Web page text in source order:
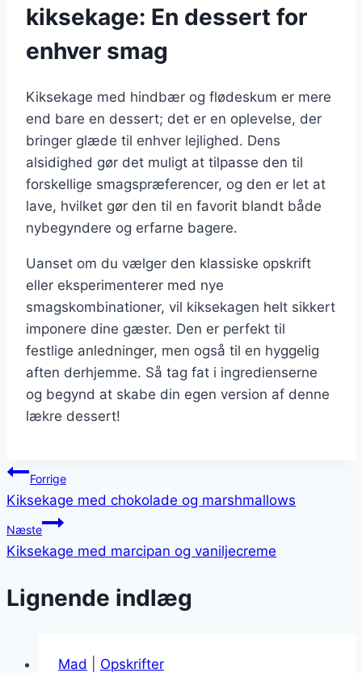
kiksekage: En dessert for
enhver smag
Kiksekage med hindbær og flødeskum er mere
end bare en dessert; det er en oplevelse, der
bringer glæde til enhver lejlighed. Dens
alsidighed gør det muligt at tilpasse den til
forskellige smagspræferencer, og den er let at
lave, hvilket gør den til en favorit blandt både
nybegyndere og erfarne bagere.
Uanset om du vælger den klassiske opskrift
eller eksperimenterer med nye
smagskombinationer, vil kiksekagen helt sikkert
imponere dine gæster. Den er perfekt til
festlige anledninger, men også til en hyggelig
aften derhjemme. Så tag fat i ingredienserne
og begynd at skabe din egen version af denne
lækre dessert!
Indlægsnavigation
Forrige
Kiksekage med chokolade og marshmallows
Næste
Kiksekage med marcipan og vaniljecreme
Lignende indlæg
Mad Opskrifter